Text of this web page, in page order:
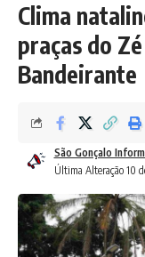
Clima
praças do
Bandeirante
Última Alteração 10
São Gonçalo